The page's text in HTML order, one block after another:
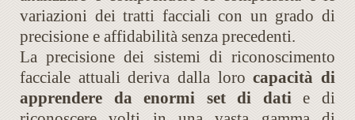
variazioni dei tratti facciali con un grado di
precisione e affidabilità senza precedenti.
La precisione dei sistemi di riconoscimento
facciale attuali deriva dalla lorocapacità di
apprendere da enormi set di datie di